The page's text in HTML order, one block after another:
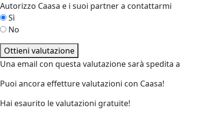
Autorizzo Caasa e i suoi partner a contattarmi
Sì
No
Ottieni valutazione
Una email con questa valutazionesarà spedita a
Puoi ancora effetturevalutazioni con Caasa!
Hai esaurito le valutazioni gratuite!